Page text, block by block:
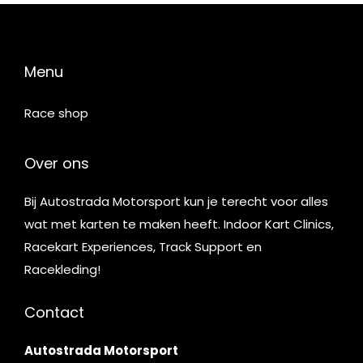
Menu
Race shop
Over ons
Bij Autostrada Motorsport kun je terecht voor alles
wat met karten te maken heeft. Indoor Kart Clinics,
Racekart Experiences, Track Support en
Racekleding!
Contact
Autostrada Motorsport